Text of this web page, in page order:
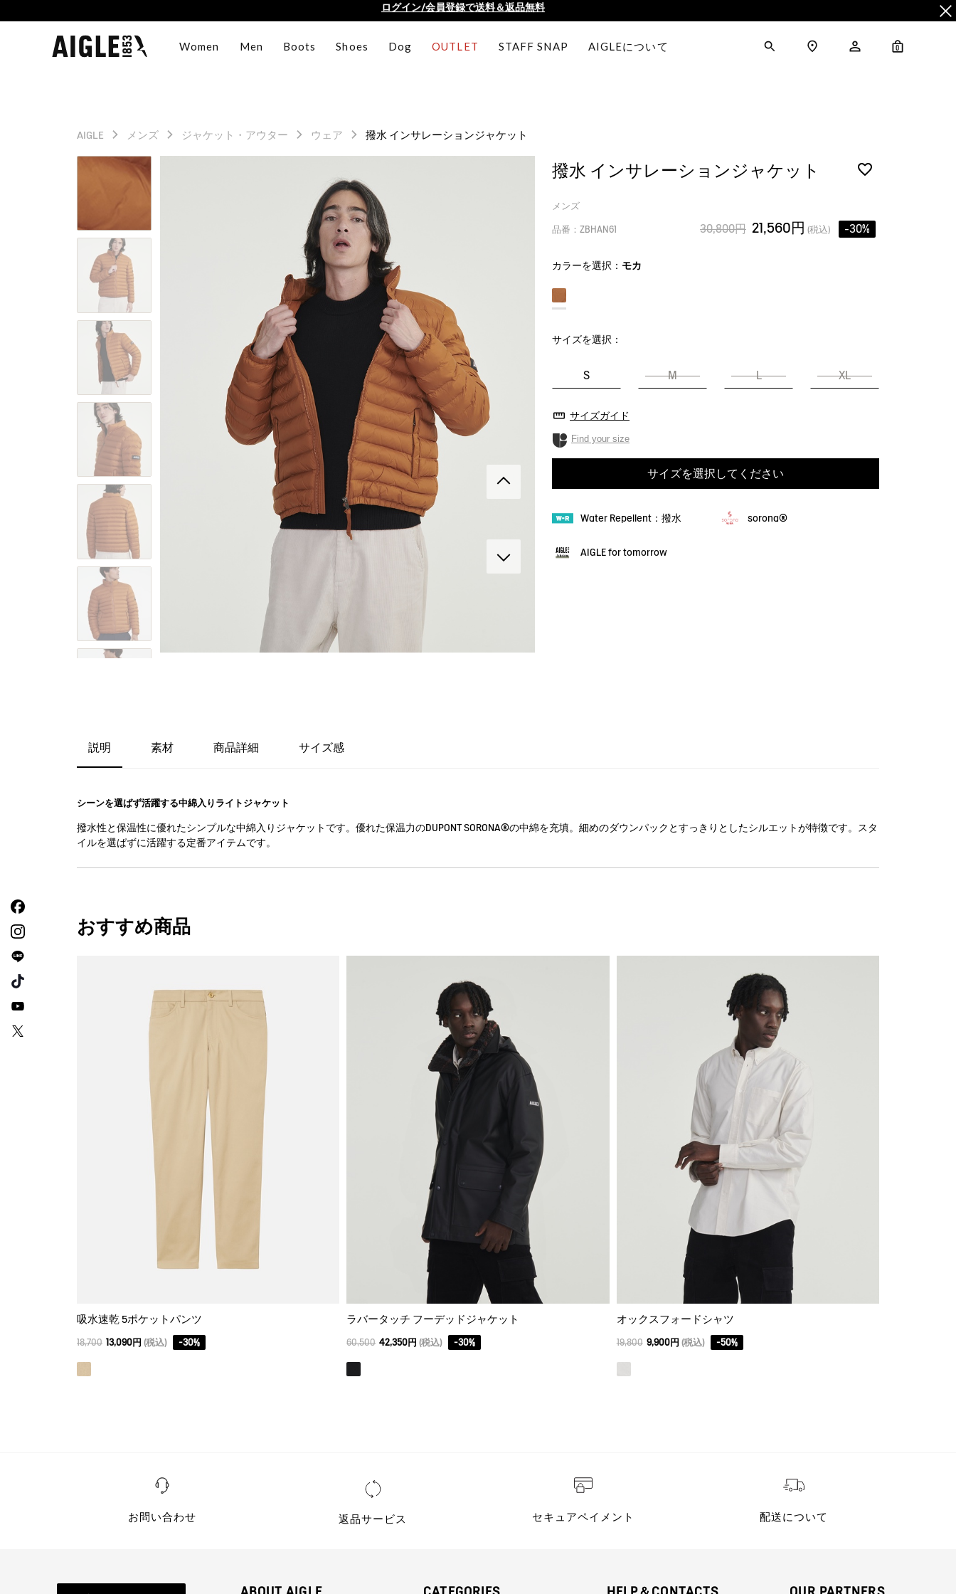
AIGLE CLUB ポイントサービス終了のお知らせ
ログイン/会員登録で送料＆返品無料
Women Men Boots Shoes Dog OUTLET STAFF SNAP AIGLEについて 0
AIGLE メンズ ジャケット・アウター ウェア 撥水 インサレーションジャケット
撥水 インサレーションジャケット
メンズ
品番：ZBHAN61 30,800円 21,560円 (税込) -30%
カラーを選択： モカ
サイズを選択：
S M L XL
サイズガイド
Find your size
サイズを選択してください
Water Repellent：撥水 sorona®
AIGLE for tomorrow
説明 素材 商品詳細 サイズ感
シーンを選ばず活躍する中綿入りライトジャケット
撥水性と保温性に優れたシンプルな中綿入りジャケットです。優れた保温力のDUPONT SORONA®の中綿を充填。細めのダウンパックとすっきりとしたシルエットが特徴です。スタ
イルを選ばずに活躍する定番アイテムです。
おすすめ商品
吸水速乾 5ポケットパンツ
18,700 13,090円 (税込) -30%
ラバータッチ フーデッドジャケット
60,500 42,350円 (税込) -30%
オックスフォードシャツ
19,800 9,900円 (税込) -50%
お問い合わせ 返品サービス セキュアペイメント 配送について